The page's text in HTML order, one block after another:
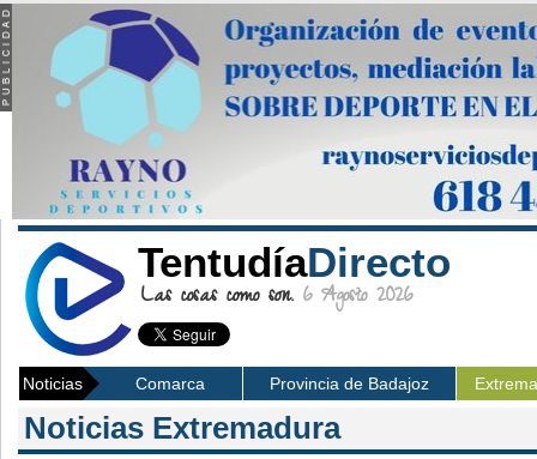
TentudíaDirecto
Las cosas como son. 6 Agosto 2026
Noticias Comarca Provincia de Badajoz
Noticias Extremadura